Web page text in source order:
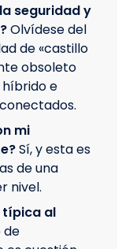
seguridad y
Olvídese del
de «castillo
obsoleto
e
mi
Sí, y esta es
de una
nivel.
típica al
de